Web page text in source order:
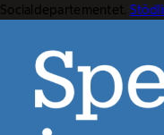
Socialdepartementet.